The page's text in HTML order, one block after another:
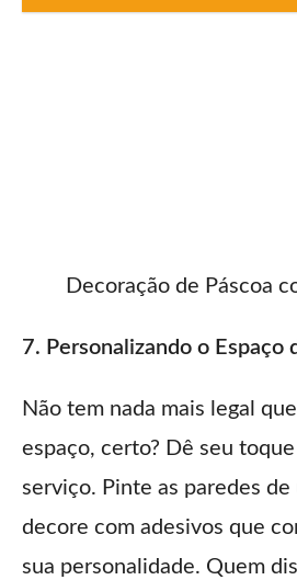
Decoração de Páscoa
7. Personalizando o Espaço
Não tem nada mais legal que
espaço, certo? Dê seu
serviço. Pinte as paredes de
decore com adesivos que
sua personalidade. Quem